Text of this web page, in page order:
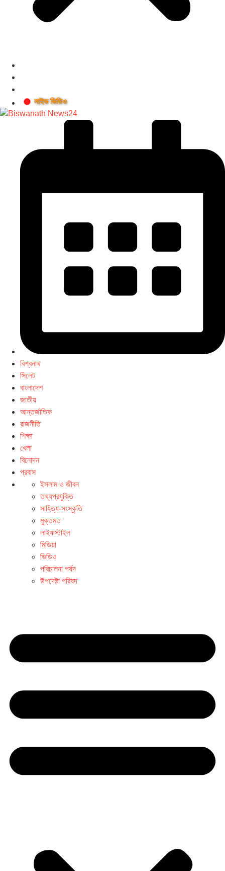
লাইভ ভিডিও
বিশ্বনাথ
সিলেট
বাংলাদেশ
জাতীয়
আন্তর্জাতিক
রাজনীতি
শিক্ষা
খেলা
বিনোদন
প্রবাস
ইসলাম ও জীবন
তথ্যপ্রযুক্তি
সাহিত্য-সংস্কৃতি
মুক্তমত
লাইফস্টাইল
মিডিয়া
ভিডিও
পরিচালনা পর্ষদ
উপদেষ্টা পরিষদ